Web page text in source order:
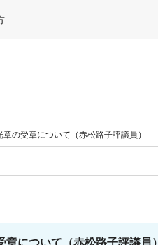
の受章について（赤松路子評議員）
について（赤松路子評議員）